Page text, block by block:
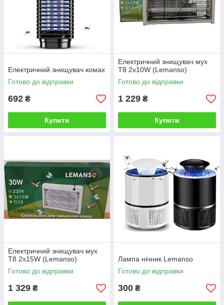
Електричний знищувач комах
Готово до відправки
692 ₴
Купити
Електричний знищувач мух
T8 2x10W (Lemanso)
Готово до відправки
1 229 ₴
Купити
Електричний знищувач мух
T8 2x15W (Lemanso)
Готово до відправки
1 329 ₴
Лампа нічник Lemanso
Готово до відправки
300 ₴